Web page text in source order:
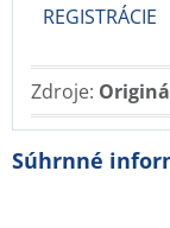
REGISTRÁCIE
Zdroje:
Súhrnné